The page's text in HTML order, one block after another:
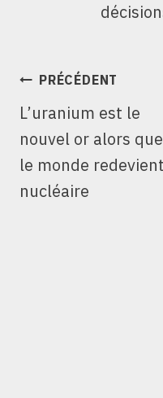
NAVIGATION
L’ARTICLE
PRÉCÉDENT
L’uranium est le
nouvel or alors que
le monde redevient
nucléaire